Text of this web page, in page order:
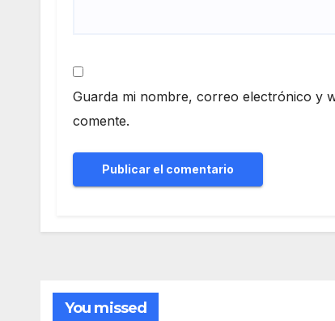
Guarda mi nombre, correo electrónico y
comente.
You missed